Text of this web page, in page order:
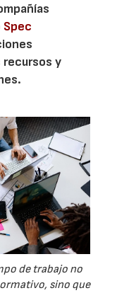
Spec
y
de trabajo no
sino que